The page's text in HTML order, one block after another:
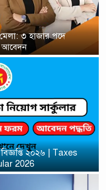
৩ হাজার পদে
আবেদন
২০২৬ | Taxes
2026